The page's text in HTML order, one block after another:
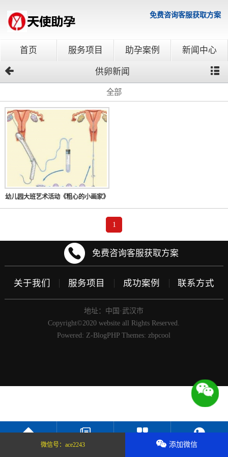
免费咨询客服获取方案
首页 服务项目 助孕案例 新闻中心
供卵新闻
全部
幼儿园大班艺术活动《粗心的小画家》
1
免费咨询客服获取方案
关于我们 服务项目 成功案例 联系方式
地址：中国·武汉市
Copyright©2020 website all Rights Reserved.
Powered: Z-BlogPHP Themes:zbpcool
返回首页 新闻中心 联系我们
微信号： ace2243 添加微信